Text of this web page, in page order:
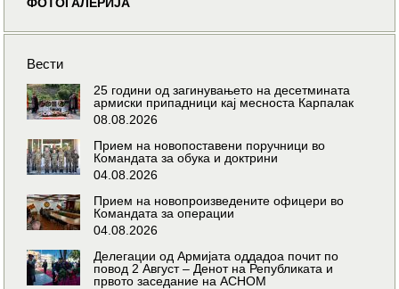
Вести
25 години од загинувањето на десетмината
армиски припадници кај месноста Карпалак
08.08.2026
Прием на новопоставени поручници во
Командата за обука и доктрини
04.08.2026
Прием на новопроизведените офицери во
Командата за операции
04.08.2026
Делегации од Армијата оддадоа почит по
повод 2 Август – Денот на Републиката и
првото заседание на АСНОМ